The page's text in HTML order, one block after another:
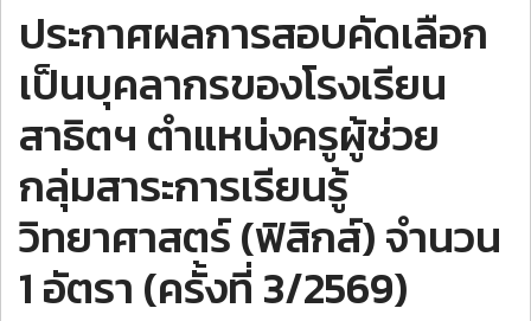
ประกาศผลการสอบคัดเลือก
เป็นบุคลากรของโรงเรียน
สาธิตฯ ตำแหน่งครูผู้ช่วย
กลุ่มสาระการเรียนรู้
วิทยาศาสตร์ (ฟิสิกส์) จำนวน
1 อัตรา (ครั้งที่ 3/2569)